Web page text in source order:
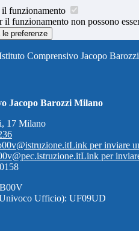
il funzionamento
il funzionamento non possono
le preferenze
Comprensivo Jacopo
Jacopo Barozzi Milano
17 Milano
Link per inviare
Link per
Ufficio): UF09UD